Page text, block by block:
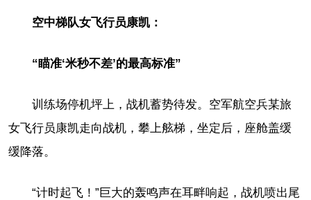
空中梯队女飞行员康凯：
“瞄准‘米秒不差’的最高标准”
训练场停机坪上，战机蓄势待发。空军航空兵某旅
女飞行员康凯走向战机，攀上舷梯，坐定后，座舱盖缓
缓降落。
“计时起飞！”巨大的轰鸣声在耳畔响起，战机喷出尾